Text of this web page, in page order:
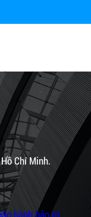
Chí Minh.